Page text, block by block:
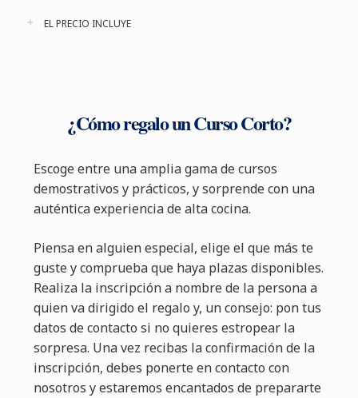
EL PRECIO INCLUYE
¿Cómo regalo un Curso Corto?
Escoge entre una amplia gama de cursos
demostrativos y prácticos, y sorprende con una
auténtica experiencia de alta cocina.
Piensa en alguien especial, elige el que más te
guste y comprueba que haya plazas disponibles.
Realiza la inscripción a nombre de la persona a
quien va dirigido el regalo y, un consejo: pon tus
datos de contacto si no quieres estropear la
sorpresa. Una vez recibas la confirmación de la
inscripción, debes ponerte en contacto con
nosotros y estaremos encantados de prepararte